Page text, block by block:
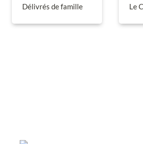
Délivrés de famille Le